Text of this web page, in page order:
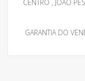
CENTRO , JOÃO
GARANTIA DO